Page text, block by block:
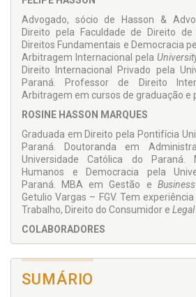
advocacia e seu impacto na
encerra com uma análise sobre o
benefícios da digitalização em
empresas litigantes. O objetivo do
aprimoramento da advocacia, bem
produções acadêmicas
programas de pós-graduação,
Advogado, sócio de Hasson &
Direito pela Faculdade de Direito
Direitos Fundamentais e Democracia
Arbitragem Internacional pela
Direito Internacional Privado pela
Paraná. Professor de Direito
Arbitragem em cursos de graduação e
ROSINE HASSON MARQUES
Graduada em Direito pela Pontifícia
Paraná. Doutoranda em
Universidade Católica do Paraná.
Humanos e Democracia pela
Paraná. MBA em Gestão e
Getulio Vargas – FGV. Tem
Trabalho, Direito do Consumidor e
COLABORADORES
Andrea Damasceno de Barros
Asaf da Silva Jacques
SUMÁRIO